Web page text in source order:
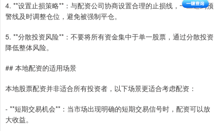
4. **设置止损策略**：与配资公司协商设置合理的止损线，一旦达到预
警线及时调整仓位，避免被强制平仓。
5. **分散投资风险**：不要将所有资金集中于单一股票，通过分散投资
降低整体风险。
## 本地配资的适用场景
本地股票配资并非适合所有投资者，以下场景更适合考虑配资：
- **短期交易机会**：当市场出现明确的短期交易信号时，配资可以放
大收益。